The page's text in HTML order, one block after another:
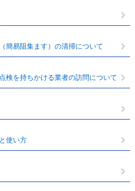
簡易阻集ます）の清掃について
検を持ちかける業者の訪問について
使い方